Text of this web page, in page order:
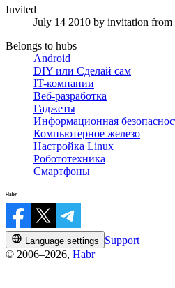
Invited
July 14 2010 by invitation from
Belongs to hubs
Android
DIY или Сделай сам
IT-компании
Веб-разработка
Гаджеты
Информационная
Компьютерное железо
Настройка Linux
Робототехника
Смартфоны
Language settings
Support
© 2006–2026, Habr